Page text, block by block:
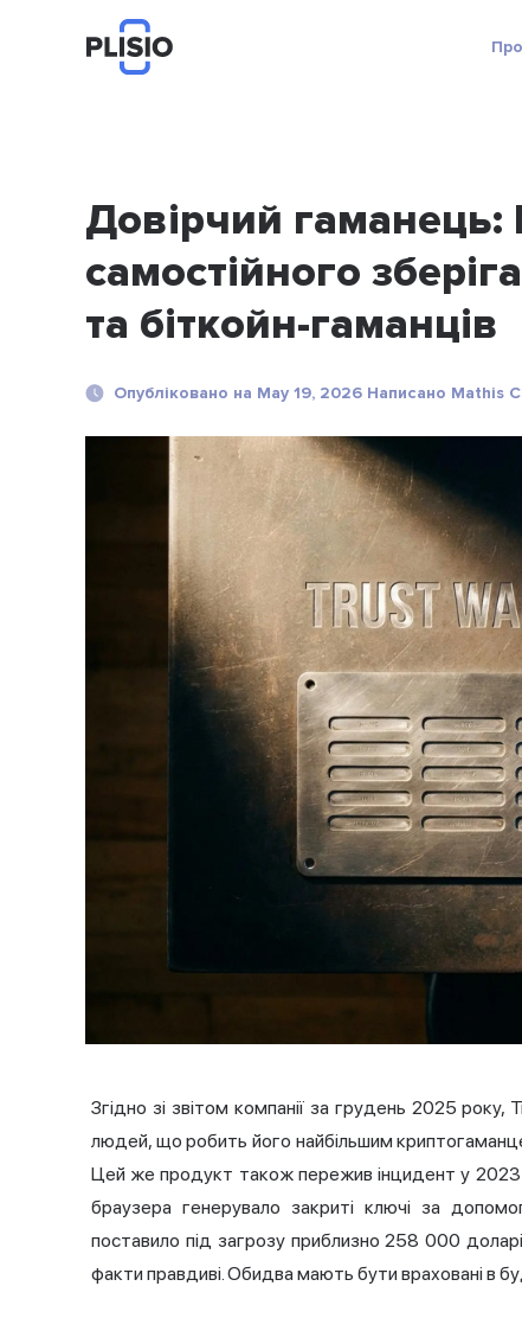
Довірчий гаманець:
самостійного
та біткойн-гаманців
Опубліковано на May 19, 2026 Написано Mathis
Згідно зі звітом компанії за грудень 2025
людей, що робить його найбільшим
Цей же продукт також пережив інцидент у
браузера генерувало закриті ключі за
поставило під загрозу приблизно 258 000
факти правдиві. Обидва мають бути враховані в